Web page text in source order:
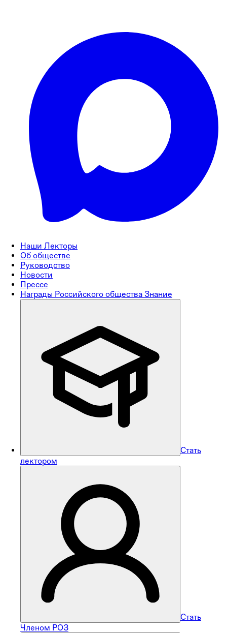
Наши Лекторы
Об обществе
Руководство
Новости
Прессе
Награды Российского общества Знание
Стать
лектором
Стать
Членом РОЗ